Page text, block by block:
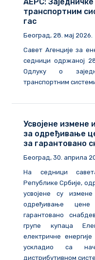
транспортним
гас
Београд, 28. мај 2026.
Савет Агенције за
седници одржаној
Одлуку о
транспортним
Усвојене измене
за одређивање
за гарантовано
Београд, 30. априла
На седници
Републике Србије,
усвојене су
одређивање цене
гарантовано
групе купаца
електричне
ускладио са
дистрибутивном